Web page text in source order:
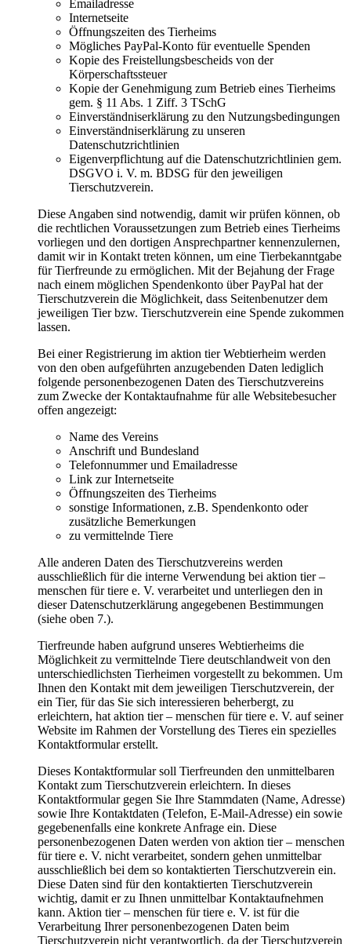
Emailadresse
Internetseite
Öffnungszeiten des Tierheims
Mögliches PayPal-Konto für eventuelle Spenden
Kopie des Freistellungsbescheids von der
Körperschaftssteuer
Kopie der Genehmigung zum Betrieb eines Tierheims
gem. § 11 Abs. 1 Ziff. 3 TSchG
Einverständniserklärung zu den Nutzungsbedingungen
Einverständniserklärung zu unseren
Datenschutzrichtlinien
Eigenverpflichtung auf die Datenschutzrichtlinien gem.
DSGVO i. V. m. BDSG für den jeweiligen
Tierschutzverein.
Diese Angaben sind notwendig, damit wir prüfen können, ob
die rechtlichen Voraussetzungen zum Betrieb eines Tierheims
vorliegen und den dortigen Ansprechpartner kennenzulernen,
damit wir in Kontakt treten können, um eine Tierbekanntgabe
für Tierfreunde zu ermöglichen. Mit der Bejahung der Frage
nach einem möglichen Spendenkonto über PayPal hat der
Tierschutzverein die Möglichkeit, dass Seitenbenutzer dem
jeweiligen Tier bzw. Tierschutzverein eine Spende zukommen
lassen.
Bei einer Registrierung im aktion tier Webtierheim werden
von den oben aufgeführten anzugebenden Daten lediglich
folgende personenbezogenen Daten des Tierschutzvereins
zum Zwecke der Kontaktaufnahme für alle Websitebesucher
offen angezeigt:
Name des Vereins
Anschrift und Bundesland
Telefonnummer und Emailadresse
Link zur Internetseite
Öffnungszeiten des Tierheims
sonstige Informationen, z.B. Spendenkonto oder
zusätzliche Bemerkungen
zu vermittelnde Tiere
Alle anderen Daten des Tierschutzvereins werden
ausschließlich für die interne Verwendung bei aktion tier –
menschen für tiere e. V. verarbeitet und unterliegen den in
dieser Datenschutzerklärung angegebenen Bestimmungen
(siehe oben 7.).
Tierfreunde haben aufgrund unseres Webtierheims die
Möglichkeit zu vermittelnde Tiere deutschlandweit von den
unterschiedlichsten Tierheimen vorgestellt zu bekommen. Um
Ihnen den Kontakt mit dem jeweiligen Tierschutzverein, der
ein Tier, für das Sie sich interessieren beherbergt, zu
erleichtern, hat aktion tier – menschen für tiere e. V. auf seiner
Website im Rahmen der Vorstellung des Tieres ein spezielles
Kontaktformular erstellt.
Dieses Kontaktformular soll Tierfreunden den unmittelbaren
Kontakt zum Tierschutzverein erleichtern. In dieses
Kontaktformular gegen Sie Ihre Stammdaten (Name, Adresse)
sowie Ihre Kontaktdaten (Telefon, E-Mail-Adresse) ein sowie
gegebenenfalls eine konkrete Anfrage ein. Diese
personenbezogenen Daten werden von aktion tier – menschen
für tiere e. V. nicht verarbeitet, sondern gehen unmittelbar
ausschließlich bei dem so kontaktierten Tierschutzverein ein.
Diese Daten sind für den kontaktierten Tierschutzverein
wichtig, damit er zu Ihnen unmittelbar Kontaktaufnehmen
kann. Aktion tier – menschen für tiere e. V. ist für die
Verarbeitung Ihrer personenbezogenen Daten beim
Tierschutzverein nicht verantwortlich, da der Tierschutzverein